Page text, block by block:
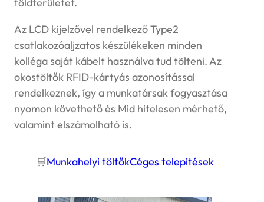
földterületet.
Az LCD kijelzővel rendelkező Type2
csatlakozóaljzatos készülékeken minden
kolléga saját kábelt használva tud tölteni. Az
okostöltők RFID-kártyás azonosítással
rendelkeznek, így a munkatársak fogyasztása
nyomon követhető és Mid hitelesen mérhető,
valamint elszámolható is.
🛒Munkahelyi töltőkCéges telepítések